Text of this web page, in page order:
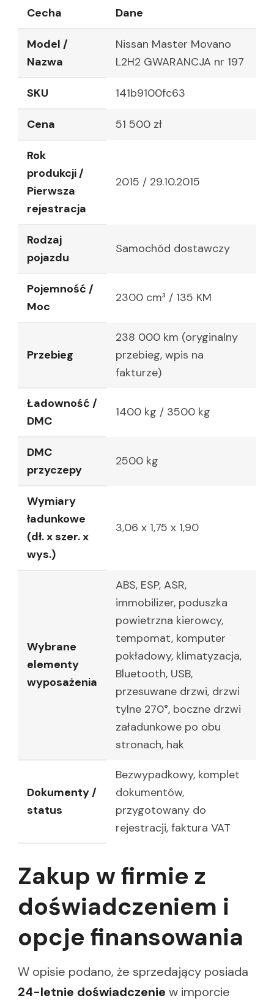
Cecha Dane
Model /
Nazwa
Nissan Master Movano
L2H2 GWARANCJA nr 197
SKU 141b9100fc63
Cena 51 500 zł
Rok
produkcji /
Pierwsza
rejestracja
2015 / 29.10.2015
Rodzaj
pojazdu
Samochód dostawczy
Pojemność /
Moc
2300 cm³ / 135 KM
Przebieg
238 000 km (oryginalny
przebieg, wpis na
fakturze)
Ładowność /
DMC
1400 kg / 3500 kg
DMC
przyczepy
2500 kg
Wymiary
ładunkowe
(dł. x szer. x
wys.)
3,06 x 1,75 x 1,90
Wybrane
elementy
wyposażenia
ABS, ESP, ASR,
immobilizer, poduszka
powietrzna kierowcy,
tempomat, komputer
pokładowy, klimatyzacja,
Bluetooth, USB,
przesuwane drzwi, drzwi
tylne 270°, boczne drzwi
załadunkowe po obu
stronach, hak
Dokumenty /
status
Bezwypadkowy, komplet
dokumentów,
przygotowany do
rejestracji, faktura VAT
Zakup w firmie z
doświadczeniem i
opcje finansowania
W opisie podano, że sprzedający posiada
24-letnie doświadczenie w imporcie